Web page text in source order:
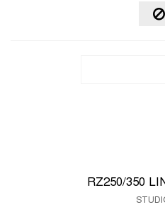
RZ250/350